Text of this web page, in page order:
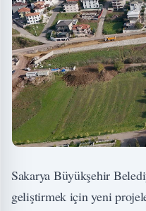
Sakarya Büyükşehir
geliştirmek için yeni